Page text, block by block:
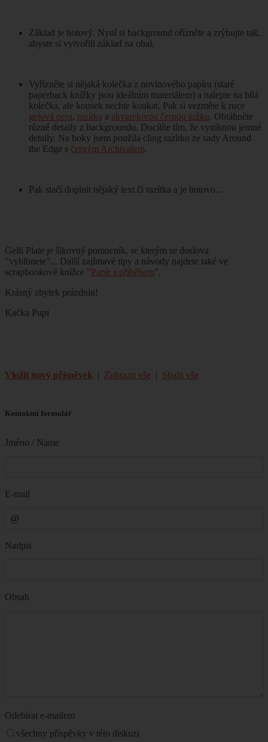
Základ je hotový. Nyní si background ořízněte a zrýhujte tak,
abyste si vytvořili základ na obal.
Vyřízněte si nějaká kolečka z novinového papíru (staré
paperback knížky jsou ideálním materiálem) a nalepte na bílá
kolečka, ale kousek nechte koukat. Pak si vezměte k ruce
gelová pera, razítka a akvarelovou černou tužku. Obtáhněte
různé detaily z backgroundu. Docílíte tím, že vyniknou jemné
detaily. Na boky jsem použila cling razítko ze sady Around
the Edge s černým Archivalem.
Pak stačí doplnit nějaký text či razítka a je hotovo...
Gelli Plate je šikovný pomocník, se kterým se doslova
"vyblbnete"... Další zajímavé tipy a návody najdete také ve
scrapbookové knížce "Papír s příběhem".
Krásný zbytek prázdnin!
Kačka Pupi
Vložit nový příspěvek | Zobrazit vše | Sbalit vše
Kontaktní formulář
Jméno / Name
E-mail
Nadpis
Obsah
Odebírat e-mailem
všechny příspěvky v této diskuzi